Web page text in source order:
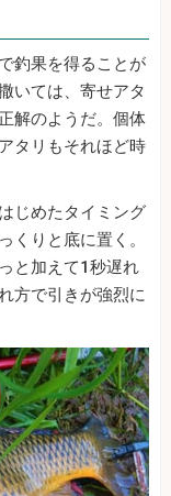
釣果を得ることが
いては、寄せアタ
解のようだ。個体
タリもそれほど時
じめたタイミング
くりと底に置く。
と加えて1秒遅れ
方で引きが強烈に